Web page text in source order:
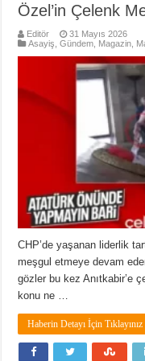
Özel’in Çelenk
Editör
31 Mayıs 2026
Asayiş ,Gündem Magazin
CHP’de yaşanan liderlik
meşgul etmeye devam
gözler bu kez Anıtkabir’e
konu ne …
Haberin Detayı İçin Tıklayınız